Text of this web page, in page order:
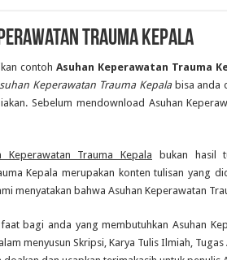
Trauma Kepala
contoh Asuhan Keperawatan Trauma
Keperawatan Trauma Kepalabisa anda
Sebelum mendownload Asuhan
Keperawatan Trauma Kepala bukan hasil
Kepala merupakan konten tulisan yang
menyatakan bahwa Asuhan Keperawatan
bagi anda yang membutuhkan Asuhan
menyusun Skripsi, Karya Tulis Ilmiah,